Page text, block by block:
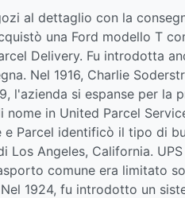
al dettaglio con la
una Ford modello T
Delivery. Fu introdotta
Nel 1916, Charlie
l'azienda si espanse per la
in United Parcel
e Parcel identificò il tipo di
Angeles, California.
comune era limitato
1924, fu introdotto un